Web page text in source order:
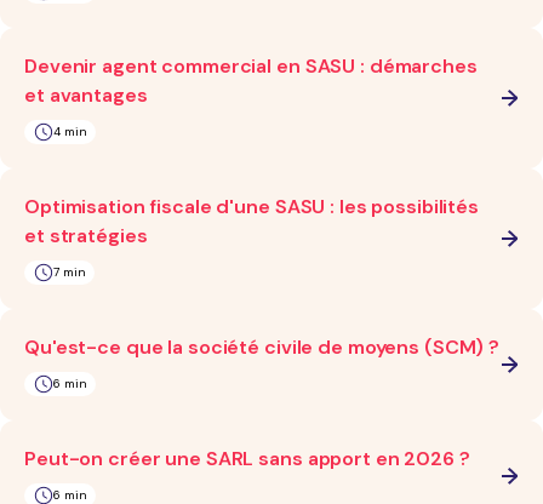
Devenir agent commercial en SASU : démarches
et avantages
4 min
Optimisation fiscale d'une SASU : les possibilités
et stratégies
7 min
Qu'est-ce que la société civile de moyens (SCM) ?
6 min
Peut-on créer une SARL sans apport en 2026 ?
6 min